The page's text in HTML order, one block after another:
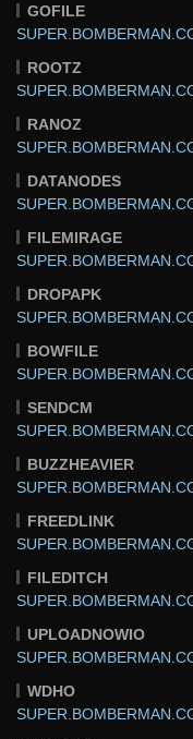
GOFILE
ROOTZ
RANOZ
DATANODES
FILEMIRAGE
DROPAPK
BOWFILE
SENDCM
BUZZHEAVIER
FREEDLINK
FILEDITCH
UPLOADNOWIO
WDHO